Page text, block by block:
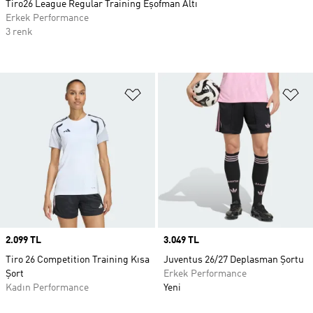
Favori Listesine Ekle
Price
2.099 TL
Tiro 26 Competition Training Kısa
Şort
Kadın Performance
Price
3.049 TL
Juventus 26/27 Deplasman Şortu
Erkek Performance
Yeni
Tiro26 League Regular Training Eşofman Altı
Erkek Performance
3 renk